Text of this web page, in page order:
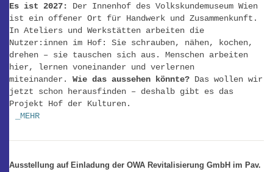
Es ist 2027: Der Innenhof des Volkskundemuseum Wien
ist ein offener Ort für Handwerk und Zusammenkunft.
In Ateliers und Werkstätten arbeiten die
Nutzer:innen im Hof: Sie schrauben, nähen, kochen,
drehen – sie tauschen sich aus. Menschen arbeiten
hier, lernen voneinander und verlernen
miteinander. Wie das aussehen könnte? Das wollen wir
jetzt schon herausfinden – deshalb gibt es das
Projekt Hof der Kulturen.
_MEHR
Ausstellung auf Einladung der OWA Revitalisierung GmbH im Pav.